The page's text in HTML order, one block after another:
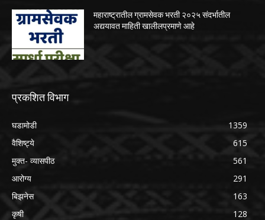
महाराष्ट्रातील ग्रामसेवक भरती २०२५ संदर्भातील
अद्ययावत माहिती खालीलप्रमाणे आहे
प्रकशित विभाग
घडामोडी
1359
वैशिष्ट्ये
615
मुक्त- व्यासपीठ
561
आरोग्य
291
बिझनेस
163
कृषी
128